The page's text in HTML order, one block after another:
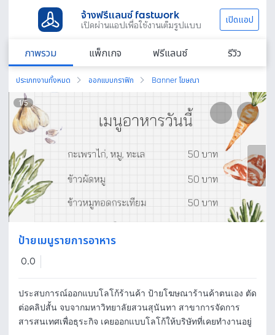
จ้างฟรีแลนซ์ fastwork
เปิดผ่านแอปเพื่อใช้งานเต็มรูปแบบ เปิดแอป
ภาพรวม แพ็กเกจ ฟรีแลนซ์ รีวิว
ประเภทงานทั้งหมด ออกแบบกราฟิก Banner โฆษณา
1/5
ป้ายเมนูรายการอาหาร
0.0
ประสบการณ์ออกแบบโลโก้ร้านค้า ป้ายโฆษณาร้านค้าตนเอง ตัด
ต่อคลิปสั้น จบจากมหาวิทยาลัยสวนสุนันทา สาขาการจัดการ
สารสนเทศเพื่อธุระกิจ เคยออกแบบโลโก้ให้บริษัทที่เคยทำงานอยู่